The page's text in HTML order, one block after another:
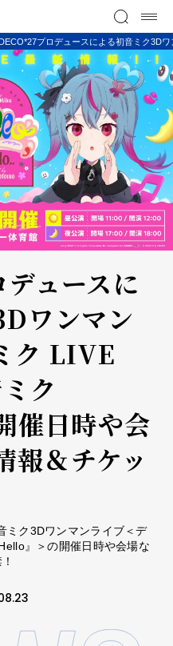
プロデュースによる初音ミク3D
ュースに
ワンマン
ク LIVE
ク
催日時や会
報＆チケッ
ミク3Dワンマンライブ＜デ
』＞の開催日時や会場な